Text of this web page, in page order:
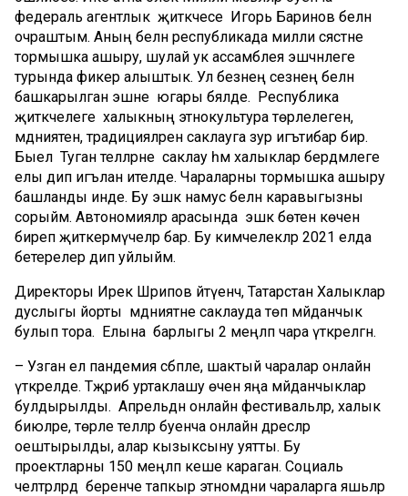
федераль агентлык җитәкчесе Игорь Баринов белән
очраштым. Аның белән республикада милли сәясәтне
тормышка ашыру, шулай ук ассамблея эшчәнлеге
турында фикер алыштык. Ул безнең сезнең белән
башкарылган эшне югары бәяләде. Республика
җитәкчелеге халыкның этнокультура төрлелеген,
мәдәниятен, традицияләрен саклауга зур игътибар бирә.
Быел Туган телләрне саклау һәм халыклар бердәмлеге
елы дип игълан ителде. Чараларны тормышка ашыру
башланды инде. Бу эшкә намус белән каравыгызны
сорыйм. Автономияләр арасында эшкә бөтен көчен
биреп җиткермәүчеләр бар. Бу кимчелекләр 2021 елда
бетерелер дип уйлыйм.
Директоры Ирек Шәрипов әйтүенчә, Татарстан Халыклар
дуслыгы йорты мәдәниятне саклауда төп мәйданчык
булып тора. Елына барлыгы 2 меңләп чара үткәрелгән.
– Узган ел пандемия сәбәпле, шактый чаралар онлайн
үткәрелде. Тәҗрибә уртаклашу өчен яңа мәйданчыклар
булдырылды. Апрельдән онлайн фестивальләр, халык
биюләре, төрле телләр буенча онлайн дәресләр
оештырылды, алар кызыксыну уятты. Бу
проектларны 150 меңләп кеше караган. Социаль
челтәрләрдә беренче тапкыр этномәдәни чараларга яшьләр